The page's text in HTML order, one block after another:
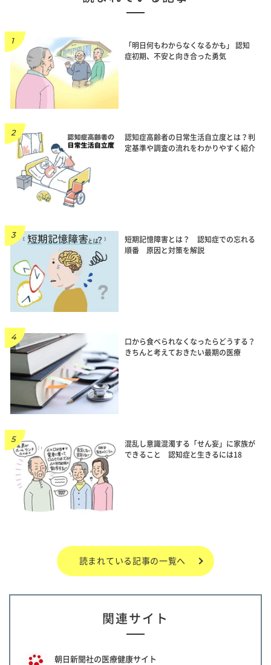
「明日何もわからなくなるかも」 認知
症初期、不安と向き合った勇気
認知症高齢者の日常生活自立度とは？判
定基準や調査の流れをわかりやすく紹介
短期記憶障害とは？ 認知症での忘れる
順番 原因と対策を解説
口から食べられなくなったらどうする？
きちんと考えておきたい最期の医療
混乱し意識混濁する「せん妄」に家族が
できること 認知症と生きるには18
読まれている記事の一覧へ
関連サイト
朝日新聞社の医療健康サイト